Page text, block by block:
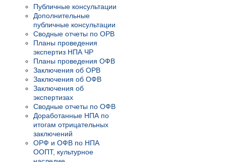
Публичные консультации
Дополнительные
публичные консультации
Сводные отчеты по ОРВ
Планы проведения
экспертиз НПА ЧР
Планы проведения ОФВ
Заключения об ОРВ
Заключения об ОФВ
Заключения об
экспертизах
Сводные отчеты по ОФВ
Доработанные НПА по
итогам отрицательных
заключений
ОРФ и ОФВ по НПА
ООПТ, культурное